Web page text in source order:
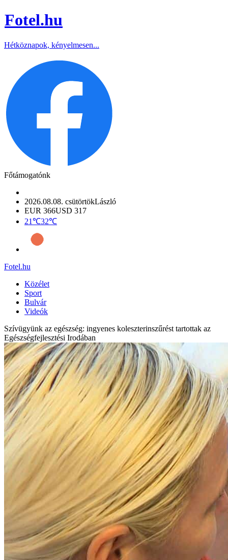
Fotel.hu
Hétköznapok, kényelmesen...
Főtámogatónk
2026.08.08. csütörtökLászló
EUR 366USD 317
21℃32℃
Fotel.hu
Közélet
Sport
Bulvár
Videók
Szívügyünk az egészség: ingyenes koleszterinszűrést tartottak az
Egészségfejlesztési Irodában